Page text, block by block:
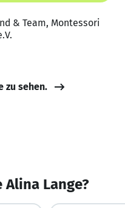
& Team, Montessori
zu sehen.
Lange?